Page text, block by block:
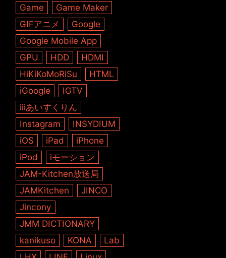
Game
Game Maker
GIFアニメ
Google
Google Mobile App
GPU
HDD
HDMI
HiKiKoMoRiSu
HTML
iGoogle
IGTV
iiiあいすくりん
Instagram
INSYDIUM
iOS
iPad
iPhone
iPod
iモーション
JAM-Kitchen放送局
JAMKitchen
JINCO
Jincony
JMM DICTIONARY
kanikuso
KONA
Lab